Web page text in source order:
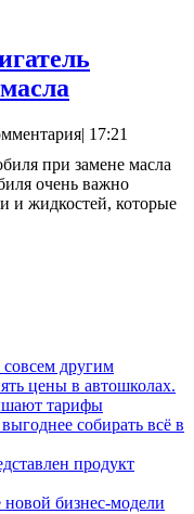
мить
двигатель
| 17:21
очень важно
и жидкостей, которые
другим
цены в автошколах.
тарифы
собирать всё в
продукт
бизнес-модели